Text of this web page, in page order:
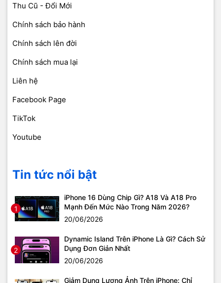
Thu Cũ - Đổi Mới
Chính sách bảo hành
Chính sách lên đời
Chính sách mua lại
Liên hệ
Facebook Page
TikTok
Youtube
Tin tức nổi bật
1
iPhone 16 Dùng Chip Gì? A18 Và A18 Pro
Mạnh Đến Mức Nào Trong Năm 2026?
20/06/2026
2
Dynamic Island Trên iPhone Là Gì? Cách Sử
Dụng Đơn Giản Nhất
20/06/2026
Giảm Dung Lượng Ảnh Trên iPhone: Chỉ